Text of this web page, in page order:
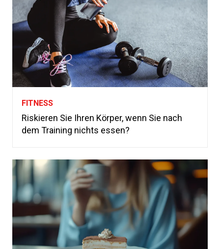
FITNESS
Riskieren Sie Ihren Körper, wenn Sie nach
dem Training nichts essen?